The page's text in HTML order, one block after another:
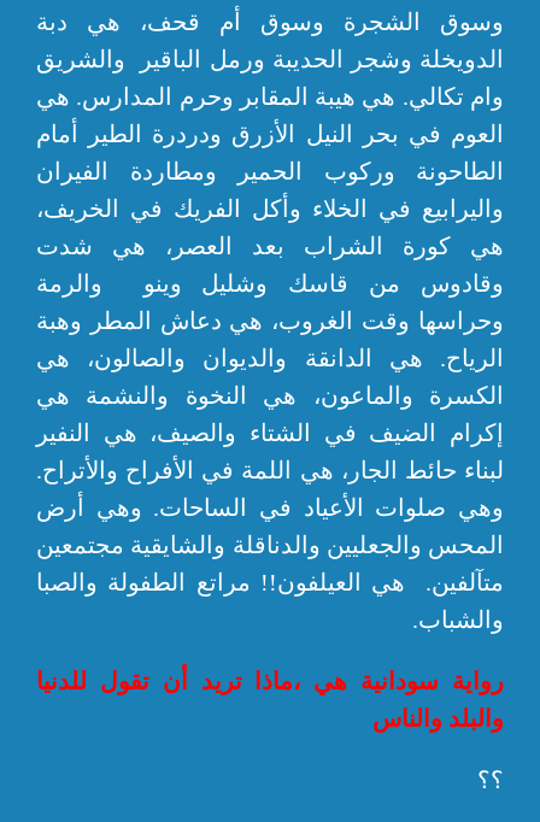
وسوق الشجرة وسوق أم قحف، هي دبة
الدويخلة وشجر الحديبة ورمل الباقير والشريق
وام تكالي. هي هيبة المقابر وحرم المدارس. هي
العوم في بحر النيل الأزرق ودردرة الطير أمام
الطاحونة وركوب الحمير ومطاردة الفيران
واليرابيع في الخلاء وأكل الفريك في الخريف،
هي كورة الشراب بعد العصر، هي شدت
وقادوس من قاسك وشليل وينو والرمة
وحراسها وقت الغروب، هي دعاش المطر وهبة
الرياح. هي الدانقة والديوان والصالون، هي
الكسرة والماعون، هي النخوة والنشمة هي
إكرام الضيف في الشتاء والصيف، هي النفير
لبناء حائط الجار، هي اللمة في الأفراح والأتراح.
وهي صلوات الأعياد في الساحات. وهي أرض
المحس والجعليين والدناقلة والشايقية مجتمعين
متآلفين. هي العيلفون!! مراتع الطفولة والصبا
والشباب.
رواية سودانية هي ،ماذا تريد أن تقول للدنيا
والبلد والناس
؟؟